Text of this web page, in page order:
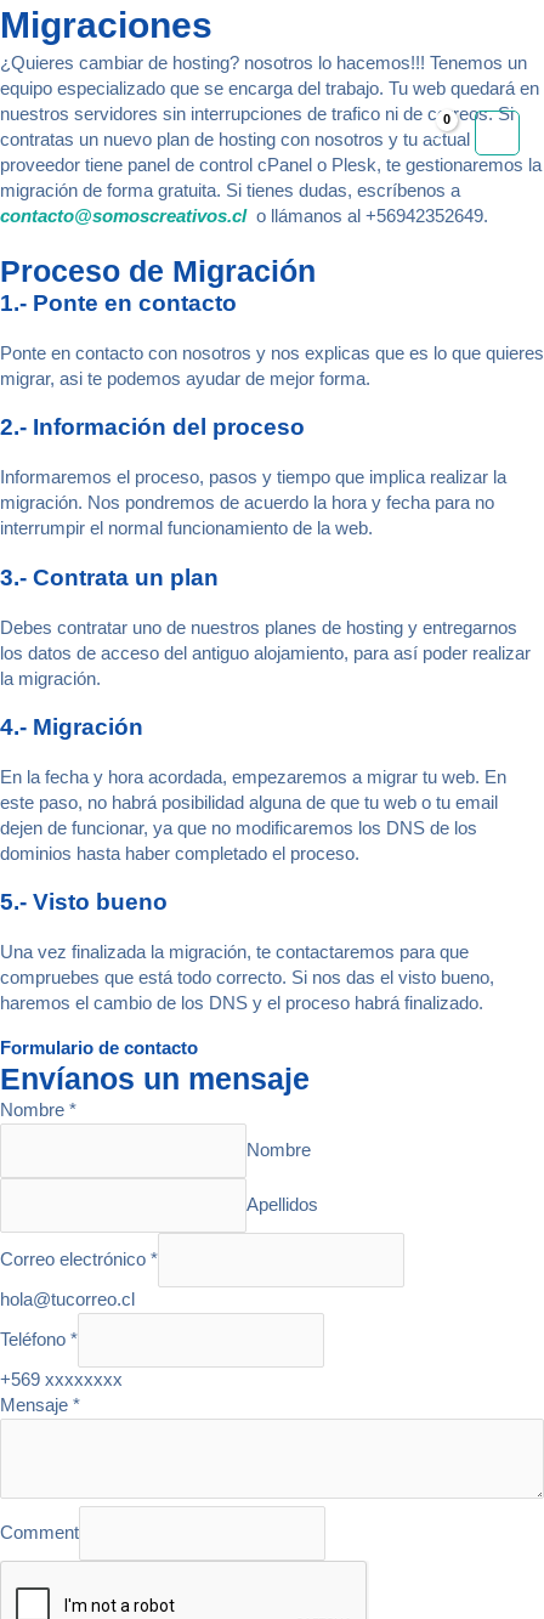
Ir
al
contenido
Migraciones
¿Quieres cambiar de hosting? nosotros lo hacemos!!! Tenemos un
equipo especializado que se encarga del trabajo. Tu web quedará en
nuestros servidores sin interrupciones de trafico ni de correos. Si
contratas un nuevo plan de hosting con nosotros y tu actual
proveedor tiene panel de control cPanel o Plesk, te gestionaremos la
migración de forma gratuita. Si tienes dudas, escríbenos a
contacto@somoscreativos.clo llámanos al +56942352649.
Proceso de Migración
1.- Ponte en contacto
Ponte en contacto con nosotros y nos explicas que es lo que quieres
migrar, asi te podemos ayudar de mejor forma.
2.- Información del proceso
Informaremos el proceso, pasos y tiempo que implica realizar la
migración. Nos pondremos de acuerdo la hora y fecha para no
interrumpir el normal funcionamiento de la web.
3.- Contrata un plan
Debes contratar uno de nuestros planes de hosting y entregarnos
los datos de acceso del antiguo alojamiento, para así poder realizar
la migración.
4.- Migración
En la fecha y hora acordada, empezaremos a migrar tu web. En
este paso, no habrá posibilidad alguna de que tu web o tu email
dejen de funcionar, ya que no modificaremos los DNS de los
dominios hasta haber completado el proceso.
5.- Visto bueno
Una vez finalizada la migración, te contactaremos para que
compruebes que está todo correcto. Si nos das el visto bueno,
haremos el cambio de los DNS y el proceso habrá finalizado.
Formulario de contacto
Envíanos un mensaje
Nombre *
Nombre
Apellidos
Correo electrónico *
hola@tucorreo.cl
Teléfono *
+569 xxxxxxxx
Mensaje *
Comment